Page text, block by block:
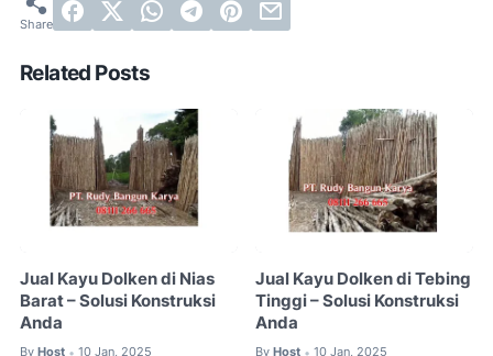
Related Posts
Jual Kayu Dolken di Nias
Barat – Solusi Konstruksi
Anda
By Host • 10 Jan, 2025
Jual Kayu Dolken di Tebing
Tinggi – Solusi Konstruksi
Anda
By Host • 10 Jan, 2025